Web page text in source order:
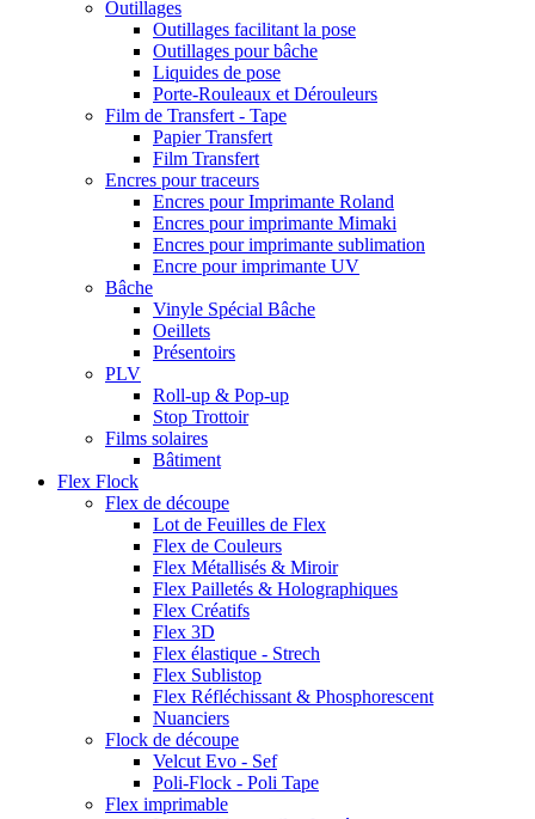
Outillages
Outillages facilitant la pose
Outillages pour bâche
Liquides de pose
Porte-Rouleaux et Dérouleurs
Film de Transfert - Tape
Papier Transfert
Film Transfert
Encres pour traceurs
Encres pour Imprimante Roland
Encres pour imprimante Mimaki
Encres pour imprimante sublimation
Encre pour imprimante UV
Bâche
Vinyle Spécial Bâche
Oeillets
Présentoirs
PLV
Roll-up & Pop-up
Stop Trottoir
Films solaires
Bâtiment
Flex Flock
Flex de découpe
Lot de Feuilles de Flex
Flex de Couleurs
Flex Métallisés & Miroir
Flex Pailletés & Holographiques
Flex Créatifs
Flex 3D
Flex élastique - Strech
Flex Sublistop
Flex Réfléchissant & Phosphorescent
Nuanciers
Flock de découpe
Velcut Evo - Sef
Poli-Flock - Poli Tape
Flex imprimable